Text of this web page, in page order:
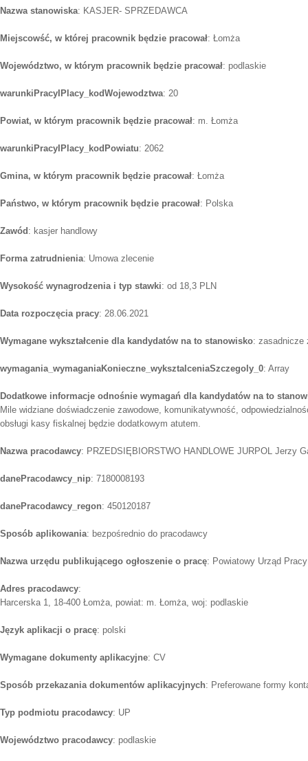
Nazwa stanowiska: KASJER- SPRZEDAWCA
Miejscowść, w której pracownik będzie pracował: Łomża
Województwo, w którym pracownik będzie pracował: podlaskie
warunkiPracyIPlacy_kodWojewodztwa: 20
Powiat, w którym pracownik będzie pracował: m. Łomża
warunkiPracyIPlacy_kodPowiatu: 2062
Gmina, w którym pracownik będzie pracował: Łomża
Państwo, w którym pracownik będzie pracował: Polska
Zawód: kasjer handlowy
Forma zatrudnienia: Umowa zlecenie
Wysokość wynagrodzenia i typ stawki: od 18,3 PLN
Data rozpoczęcia pracy: 28.06.2021
Wymagane wykształcenie dla kandydatów na to stanowisko: zasadnicze
wymagania_wymaganiaKonieczne_wyksztalceniaSzczegoly_0: Array
Dodatkowe informacje odnośnie wymagań dla kandydatów na to
Mile widziane doświadczenie zawodowe, komunikatywność,
obsługi kasy fiskalnej będzie dodatkowym atutem.
Nazwa pracodawcy: PRZEDSIĘBIORSTWO HANDLOWE JURPOL Jerzy
danePracodawcy_nip: 7180008193
danePracodawcy_regon: 450120187
Sposób aplikowania: bezpośrednio do pracodawcy
Nazwa urzędu publikującego ogłoszenie o pracę: Powiatowy Urząd
Adres pracodawcy:
Harcerska 1, 18-400 Łomża, powiat: m. Łomża, woj: podlaskie
Język aplikacji o pracę: polski
Wymagane dokumenty aplikacyjne: CV
Sposób przekazania dokumentów aplikacyjnych: Preferowane formy
Typ podmiotu pracodawcy: UP
Województwo pracodawcy: podlaskie